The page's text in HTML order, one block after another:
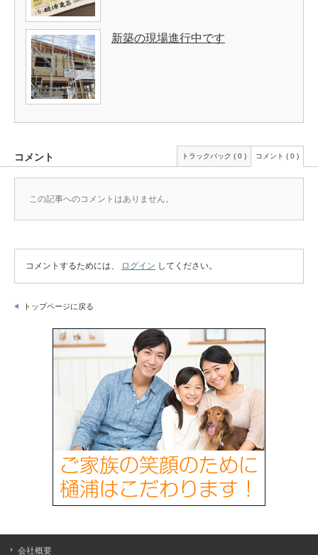
新築の現場進行中です
コメント トラックバック ( 0 ) コメント ( 0 )
この記事へのコメントはありません。
コメントするためには、 ログイン してください。
トップページに戻る
会社概要